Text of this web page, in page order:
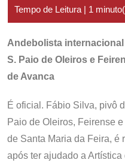
Andebolista
S. Paio de Oleiros e
de Avanca
É oficial. Fábio Silva, pivô
Paio de Oleiros, Feirense
de Santa Maria da Feira, é
após ter ajudado a